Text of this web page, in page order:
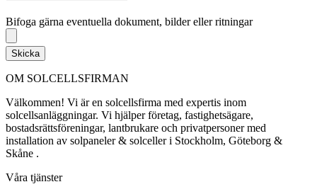
Bifoga gärna eventuella dokument, bilder eller ritningar
Skicka
OM SOLCELLSFIRMAN
Välkommen! Vi är en solcellsfirma med expertis inom
solcellsanläggningar. Vi hjälper företag, fastighetsägare,
bostadsrättsföreningar, lantbrukare och privatpersoner med
installation av solpaneler & solceller i Stockholm, Göteborg &
Skåne .
Våra tjänster